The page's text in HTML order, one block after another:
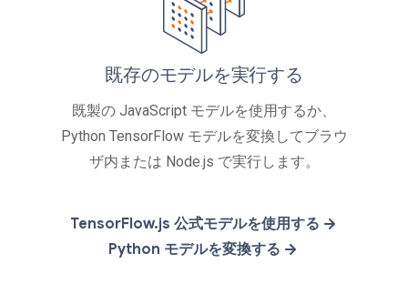
既存のモデルを実行する
既製の JavaScript モデルを使用するか、
Python TensorFlow モデルを変換してブラウ
ザ内または Node.js で実行します。
TensorFlow.js 公式モデルを使用する
Python モデルを変換する